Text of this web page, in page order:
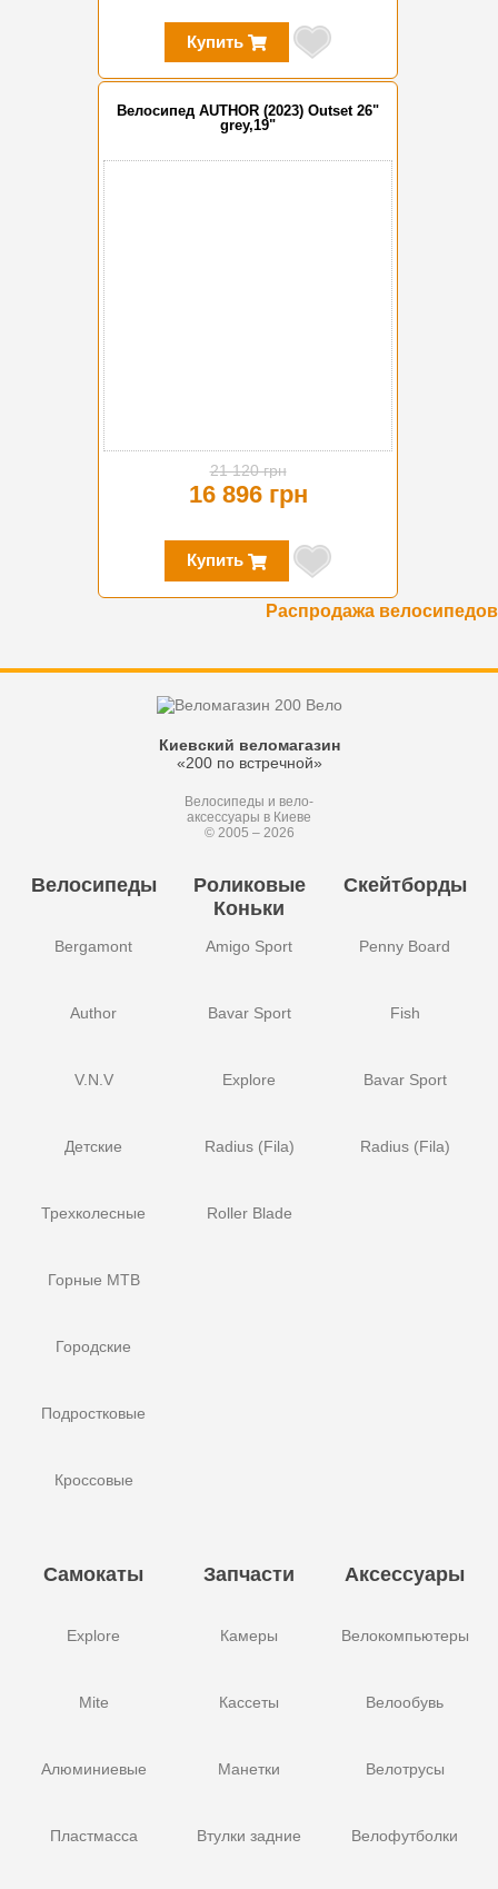
Купить
Велосипед AUTHOR (2023) Outset 26"
grey,19"
21 120 грн
16 896 грн
Купить
Распродажа велосипедов
Киевский веломагазин
«200 по встречной»
Велосипеды и вело-
аксессуары в Киеве
© 2005 – 2026
Велосипеды
Bergamont
Author
V.N.V
Детские
Трехколесные
Горные MTB
Городские
Подростковые
Кроссовые
Роликовые
Коньки
Amigo Sport
Bavar Sport
Explore
Radius (Fila)
Roller Blade
Скейтборды
Penny Board
Fish
Bavar Sport
Radius (Fila)
Самокаты
Explore
Mite
Алюминиевые
Пластмасса
Запчасти
Камеры
Кассеты
Манетки
Втулки задние
Аксессуары
Велокомпьютеры
Велообувь
Велотрусы
Велофутболки